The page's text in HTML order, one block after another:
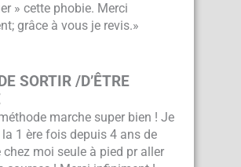
» cette phobie. Merci
grâce à vous je revis.»
SORTIR /D’ÊTRE
marche super bien ! Je
1 ère fois depuis 4 ans de
chez moi seule à pied pr aller